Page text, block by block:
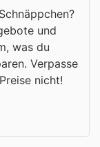
und
was du
Verpasse
nicht!